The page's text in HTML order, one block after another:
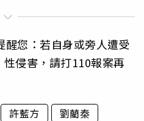
醒您：若自身或旁人遭受
侵害，請打110報案再
許藍方 劉藺秦